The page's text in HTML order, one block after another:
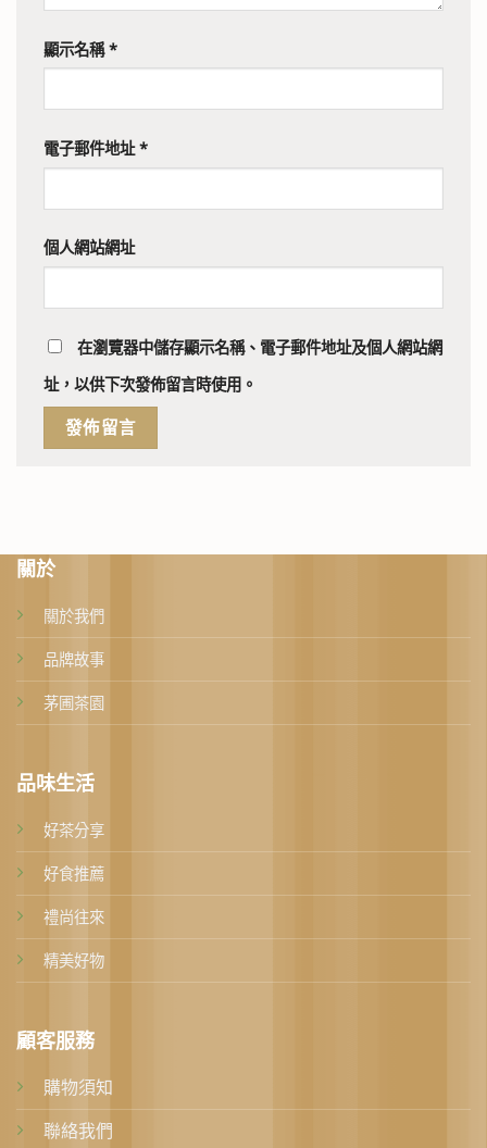
顯示名稱*
電子郵件地址*
個人網站網址
在瀏覽器中儲存顯示名稱、電子郵件地址及個人網站網
址，以供下次發佈留言時使用。
關於
關於我們
品牌故事
茅圃茶園
品味生活
好茶分享
好食推薦
禮尚往來
精美好物
顧客服務
購物須知
聯絡我們